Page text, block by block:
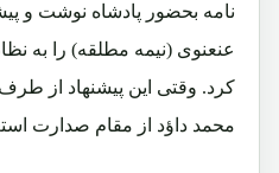
نامه بحضور پادشاه نوشت و
عنعنوی (نیمه مطلقه) را به
کرد. وقتی این پیشنهاد از
محمد داؤد از مقام صدارت